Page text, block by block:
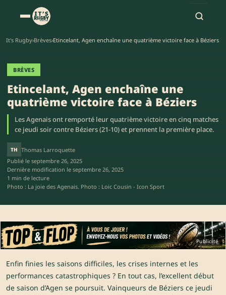
It's Rugby›Brèves›Etincelant, Agen enchaîne une quatrième victoire face à Béziers
BRÈVES
Etincelant, Agen enchaîne une
quatrième victoire face à Béziers
Les Agenais ont remporté leur quatrième victoire en cinq matches
ce jeudi soir contre Béziers (21-10) et prennent la première place.
TH Thomas Larroquette
Publié le septembre 26, 2025
Dernière modification le septembre 26, 2025
1 min de lecture
Photo : La joie des Agenais. Photo : Loic Cousin - Icon Sport
Publicité
Enfin finies les saisons difficiles, les crises internes et les
performances catastrophiques ? En tout cas, l’excellent début
de saison d’Agen se poursuit. Vainqueurs de Béziers ce jeudi